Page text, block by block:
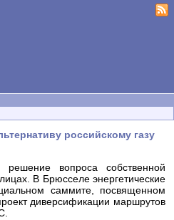
российскому газу
вопроса собственной
В Брюсселе энергетические
саммите, посвященном
диверсификации маршрутов